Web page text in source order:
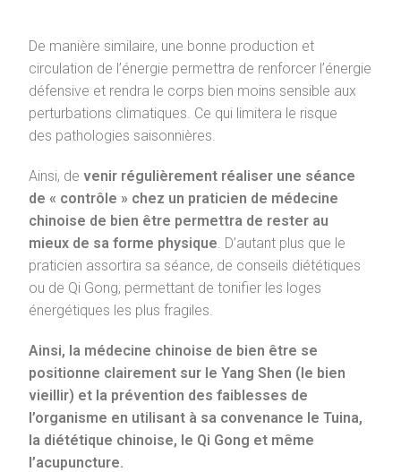
De manière similaire, une bonne production et
circulation de l’énergie permettra de renforcer l’énergie
défensive et rendra le corps bien moins sensible aux
perturbations climatiques. Ce qui limitera le risque
des pathologies saisonnières.
Ainsi, devenir régulièrement réaliser une séance
de « contrôle » chez un praticien de médecine
chinoise de bien être permettra de rester au
mieux de sa forme physique . D’autant plus que le
praticien assortira sa séance, de conseils diététiques
ou de Qi Gong, permettant de tonifier les loges
énergétiques les plus fragiles.
Ainsi, la médecine chinoise de bien être se
positionne clairement sur le Yang Shen (le bien
vieillir) et la prévention des faiblesses de
l’organisme en utilisant à sa convenance le Tuina,
la diététique chinoise, le Qi Gong et même
l’acupuncture.